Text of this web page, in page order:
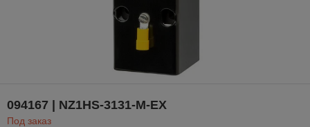
094167 | NZ1HS-3131-M-EX
Под заказ